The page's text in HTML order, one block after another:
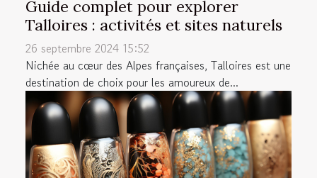
Guide complet pour explorer
Talloires : activités et sites naturels
26 septembre 2024 15:52
Nichée au cœur des Alpes françaises, Talloires est une
destination de choix pour les amoureux de...